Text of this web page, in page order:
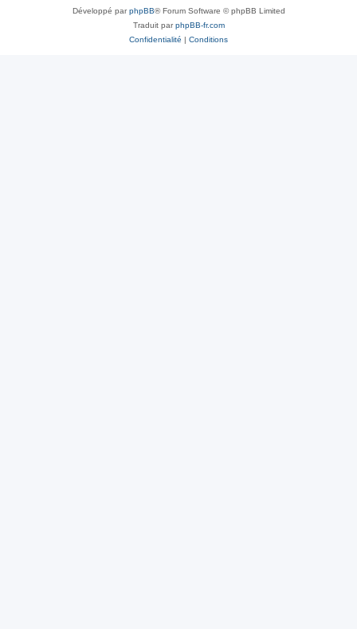
Développé parphpBB® Forum Software © phpBB Limited
Traduit parphpBB-fr.com
Confidentialité | Conditions